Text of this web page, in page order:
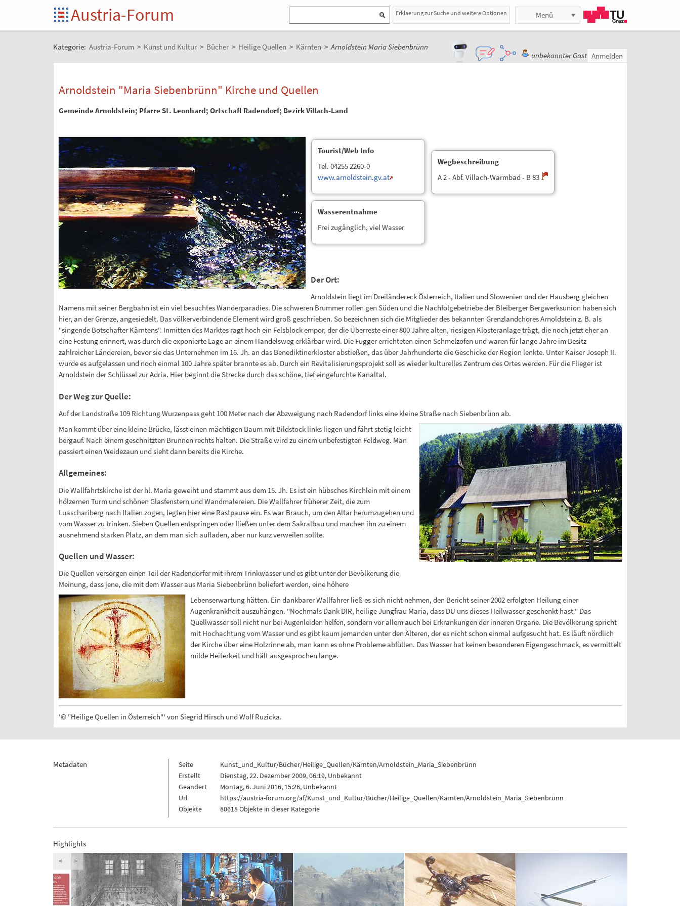
Austria-Forum Erklaerung zur Suche und weitere Optionen Menü
Kategorie: Austria-Forum > Kunst und Kultur > Bücher > Heilige Quellen > Kärnten > Arnoldstein Maria Siebenbrünn
unbekannter Gast Anmelden
Arnoldstein "Maria Siebenbrünn" Kirche und Quellen
Gemeinde Arnoldstein; Pfarre St. Leonhard; Ortschaft Radendorf; Bezirk Villach-Land
Tourist/Web Info
Tel. 04255 2260-0
www.arnoldstein.gv.at
Wegbeschreibung
A 2 - Abf. Villach-Warmbad - B 83
Wasserentnahme
Frei zugänglich, viel Wasser
Der Ort:
Arnoldstein liegt im Dreiländereck Österreich, Italien und Slowenien und der Hausberg gleichen
Namens mit seiner Bergbahn ist ein viel besuchtes Wanderparadies. Die schweren Brummer rollen gen Süden und die Nachfolgebetriebe der Bleiberger Bergwerksunion haben sich
hier, an der Grenze, angesiedelt. Das völkerverbindende Element wird groß geschrieben. So bezeichnen sich die Mitglieder des bekannten Grenzlandchores Arnoldstein z. B. als
"singende Botschafter Kärntens". Inmitten des Marktes ragt hoch ein Felsblock empor, der die Überreste einer 800 Jahre alten, riesigen Klosteranlage trägt, die noch jetzt eher an
eine Festung erinnert, was durch die exponierte Lage an einem Handelsweg erklärbar wird. Die Fugger errichteten einen Schmelzofen und waren für lange Jahre im Besitz
zahlreicher Ländereien, bevor sie das Unternehmen im 16. Jh. an das Benediktinerkloster abstießen, das über Jahrhunderte die Geschicke der Region lenkte. Unter Kaiser Joseph II.
wurde es aufgelassen und noch einmal 100 Jahre später brannte es ab. Durch ein Revitalisierungsprojekt soll es wieder kulturelles Zentrum des Ortes werden. Für die Flieger ist
Arnoldstein der Schlüssel zur Adria. Hier beginnt die Strecke durch das schöne, tief eingefurchte Kanaltal.
Der Weg zur Quelle:
Auf der Landstraße 109 Richtung Wurzenpass geht 100 Meter nach der Abzweigung nach Radendorf links eine kleine Straße nach Siebenbrünn ab.
Man kommt über eine kleine Brücke, lässt einen mächtigen Baum mit Bildstock links liegen und fährt stetig leicht
bergauf. Nach einem geschnitzten Brunnen rechts halten. Die Straße wird zu einem unbefestigten Feldweg. Man
passiert einen Weidezaun und sieht dann bereits die Kirche.
Allgemeines:
Die Wallfahrtskirche ist der hl. Maria geweiht und stammt aus dem 15. Jh. Es ist ein hübsches Kirchlein mit einem
hölzernen Turm und schönen Glasfenstern und Wandmalereien. Die Wallfahrer früherer Zeit, die zum
Luaschariberg nach Italien zogen, legten hier eine Rastpause ein. Es war Brauch, um den Altar herumzugehen und
vom Wasser zu trinken. Sieben Quellen entspringen oder fließen unter dem Sakralbau und machen ihn zu einem
ausnehmend starken Platz, an dem man sich aufladen, aber nur kurz verweilen sollte.
Quellen und Wasser:
Die Quellen versorgen einen Teil der Radendorfer mit ihrem Trinkwasser und es gibt unter der Bevölkerung die
Meinung, dass jene, die mit dem Wasser aus Maria Siebenbrünn beliefert werden, eine höhere
Lebenserwartung hätten. Ein dankbarer Wallfahrer ließ es sich nicht nehmen, den Bericht seiner 2002 erfolgten Heilung einer
Augenkrankheit auszuhängen. "Nochmals Dank DIR, heilige Jungfrau Maria, dass DU uns dieses Heilwasser geschenkt hast." Das
Quellwasser soll nicht nur bei Augenleiden helfen, sondern vor allem auch bei Erkrankungen der inneren Organe. Die Bevölkerung spricht
mit Hochachtung vom Wasser und es gibt kaum jemanden unter den Älteren, der es nicht schon einmal aufgesucht hat. Es läuft nördlich
der Kirche über eine Holzrinne ab, man kann es ohne Probleme abfüllen. Das Wasser hat keinen besonderen Eigengeschmack, es vermittelt
milde Heiterkeit und hält ausgesprochen lange.
'© "Heilige Quellen in Österreich"' von Siegrid Hirsch und Wolf Ruzicka.
Metadaten Seite
Kunst_und_Kultur/Bücher/Heilige_Quellen/Kärnten/Arnoldstein_Maria_Siebenbrünn
Erstellt
Dienstag, 22. Dezember 2009, 06:19, Unbekannt
Geändert
Montag, 6. Juni 2016, 15:26, Unbekannt
Url
https://austria-forum.org/af/Kunst_und_Kultur/Bücher/Heilige_Quellen/Kärnten/Arnoldstein_Maria_Siebenbrünn
Objekte
80618 Objekte in dieser Kategorie
Highlights
< >